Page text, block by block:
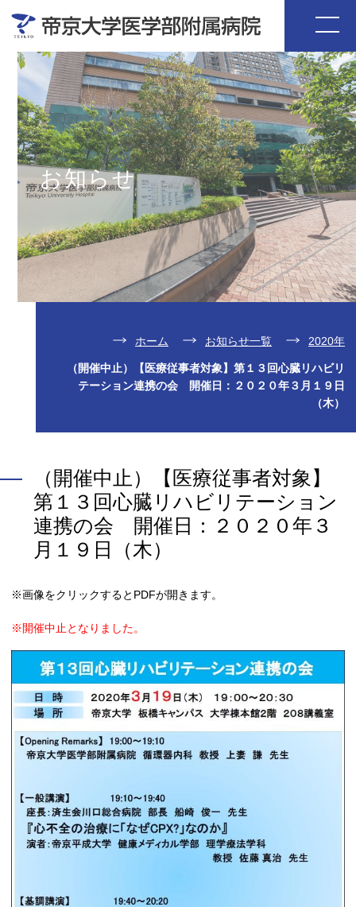
お知らせ
ホーム お知らせ一覧 2020年
（開催中止）【医療従事者対象】第１３回心臓リハビリ
テーション連携の会 開催日：２０２０年３月１９日
（木）
（開催中止）【医療従事者対象】
第１３回心臓リハビリテーション
連携の会 開催日：２０２０年３
月１９日（木）
※画像をクリックするとPDFが開きます。
※開催中止となりました。